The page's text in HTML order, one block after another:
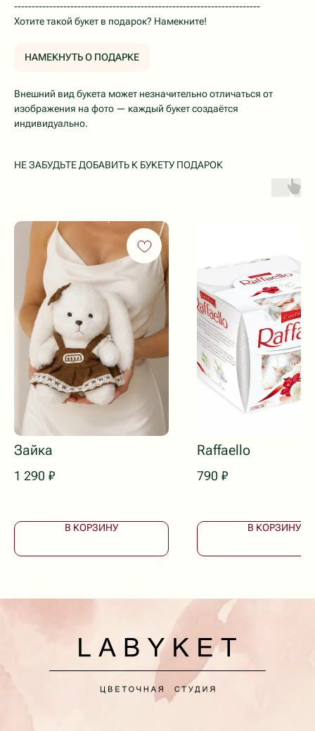
----------------------------------------------------------------------
Хотите такой букет в подарок? Намекните!
НАМЕКНУТЬ О ПОДАРКЕ
Внешний вид букета может незначительно отличаться от
изображения на фото — каждый букет создаётся
индивидуально.
НЕ ЗАБУДЬТЕ ДОБАВИТЬ К БУКЕТУ ПОДАРОК
Зайка
1 290 ₽
В КОРЗИНУ
Raffaello
790 ₽
В КОРЗИНУ
Приветственный бонус 1000 ₽*
Принимаем заказы и поддержка клиентов 24/7
Собираем букеты с 8:00 до 20:00
ПОДОБРАТЬ БУКЕТ